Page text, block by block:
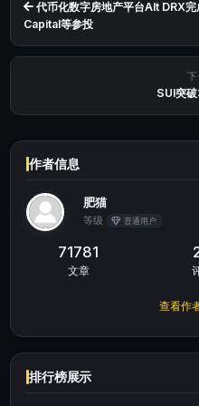
代币化数字房地产平台Alt DRX
Capital等参投
下
SUI突
作者信息
肥猫
等级 普通用户
71781
文章
查看作
排行榜展示